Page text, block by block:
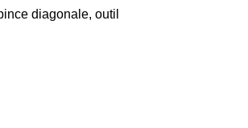
diagonale, outil